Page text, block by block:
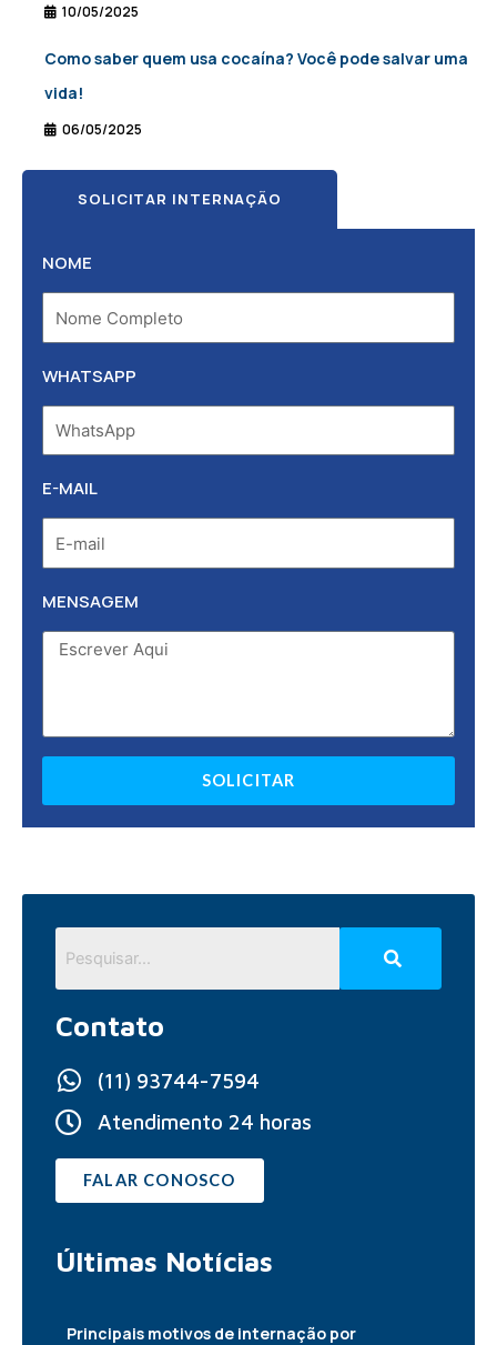
10/05/2025
Como saber quem usa cocaína? Você pode salvar uma
vida!
06/05/2025
SOLICITAR INTERNAÇÃO
NOME
WHATSAPP
E-MAIL
MENSAGEM
SOLICITAR
Contato
(11) 93744-7594
Atendimento 24 horas
FALAR CONOSCO
Últimas Notícias
Principais motivos de internação por